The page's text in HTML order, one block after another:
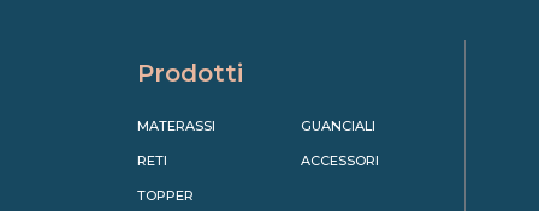
Prodotti
MATERASSI
RETI
TOPPER
GUANCIALI
ACCESSORI